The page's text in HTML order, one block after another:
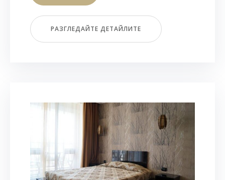
РАЗГЛЕДАЙТЕ ДЕТАЙЛИТЕ